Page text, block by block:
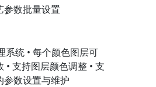
参数批量设置
系统 • 每个颜色图层可
• 支持图层颜色调整 • 支
参数设置与维护